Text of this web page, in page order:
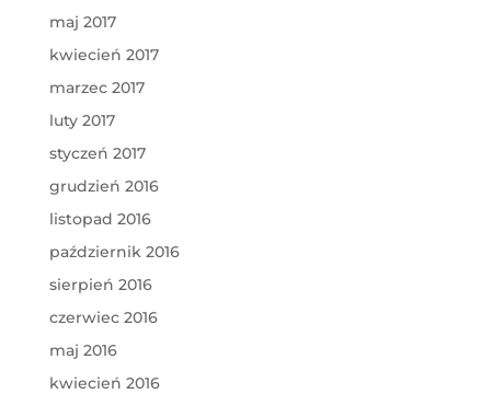
maj 2017
kwiecień 2017
marzec 2017
luty 2017
styczeń 2017
grudzień 2016
listopad 2016
październik 2016
sierpień 2016
czerwiec 2016
maj 2016
kwiecień 2016